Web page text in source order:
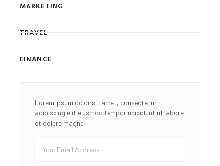
MARKETING
TRAVEL
FINANCE
Lorem ipsum dolor sit amet, consectetur
adipiscing elit eiusmod tempor ncididunt ut labore
et dolore magna
Email